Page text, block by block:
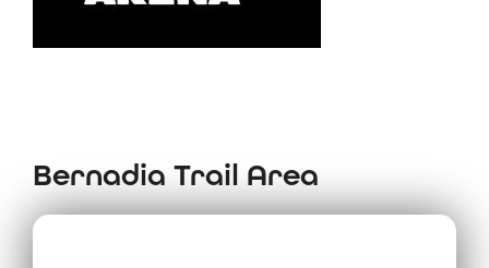
Bernadia Trail Area